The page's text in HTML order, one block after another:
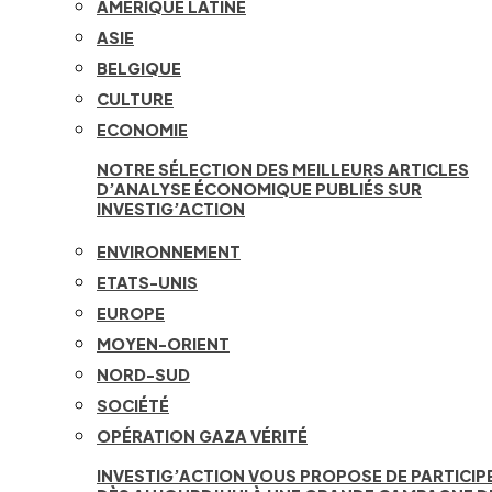
AMÉRIQUE LATINE
ASIE
BELGIQUE
CULTURE
ECONOMIE
NOTRE SÉLECTION DES MEILLEURS ARTICLES
D’ANALYSE ÉCONOMIQUE PUBLIÉS SUR
INVESTIG’ACTION
ENVIRONNEMENT
ETATS-UNIS
EUROPE
MOYEN-ORIENT
NORD-SUD
SOCIÉTÉ
OPÉRATION GAZA VÉRITÉ
INVESTIG’ACTION VOUS PROPOSE DE